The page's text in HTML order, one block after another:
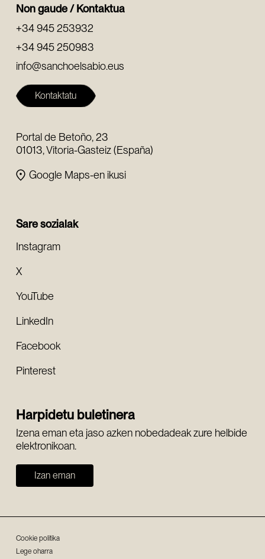
Non gaude / Kontaktua
+34 945 253932
+34 945 250983
info@sanchoelsabio.eus
Kontaktatu
Portal de Betoño, 23
01013, Vitoria-Gasteiz (España)
Google Maps-en ikusi
Sare sozialak
Instagram
X
YouTube
LinkedIn
Facebook
Pinterest
Harpidetu buletinera
Izena eman eta jaso azken nobedadeak zure helbide
elektronikoan.
Izan eman
Cookie politika
Lege oharra